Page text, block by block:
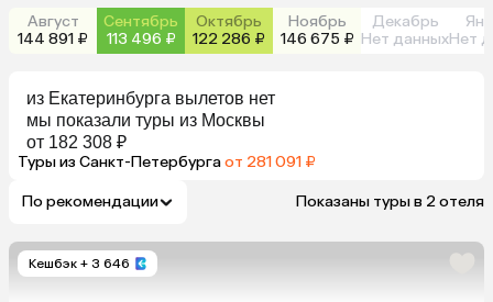
Август
144 891 ₽
Сентябрь
113 496 ₽
Октябрь
122 286 ₽
Ноябрь
146 675 ₽
Декабрь
Нет данныхНет
из Екатеринбурга вылетов нет
мы показали туры из Москвы
от 182 308 ₽
Туры из Санкт-Петербургаот 281 091 ₽
По рекомендации Показаны туры в 2 отеля
Кешбэк + 3 646